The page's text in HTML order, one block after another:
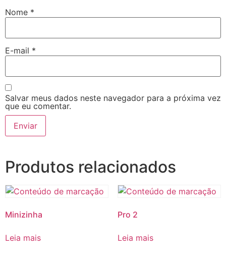
Nome *
E-mail *
Salvar meus dados neste navegador para a próxima vez
que eu comentar.
Produtos relacionados
Minizinha
Leia mais
Pro 2
Leia mais